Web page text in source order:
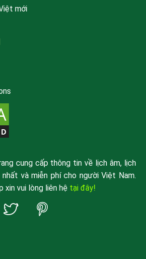
mới
cung cấp thông tin về lịch âm, lịch
nhất và miễn phí cho người Việt Nam.
xin vui lòng liên hệ tại đây!
Trang
Twitter
Trang
Pinterest